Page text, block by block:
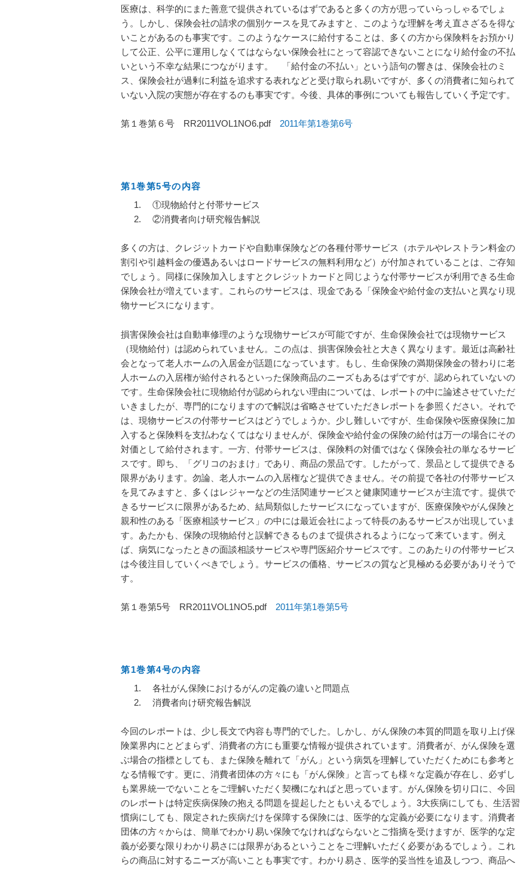
医療は、科学的にまた善意で提供されているはずであると多くの方が思っていらっしゃるでしょ
う。しかし、保険会社の請求の個別ケースを見てみますと、このような理解を考え直さざるを得な
いことがあるのも事実です。このようなケースに給付することは、多くの方から保険料をお預かり
して公正、公平に運用しなくてはならない保険会社にとって容認できないことになり給付金の不払
いという不幸な結果につながります。 「給付金の不払い」という語句の響きは、保険会社のミ
ス、保険会社が過剰に利益を追求する表れなどと受け取られ易いですが、多くの消費者に知られて
いない入院の実態が存在するのも事実です。今後、具体的事例についても報告していく予定です。
第１巻第６号 RR2011VOL1NO6.pdf 2011年第1巻第6号
第1巻第5号の内容
①現物給付と付帯サービス
②消費者向け研究報告解説
多くの方は、クレジットカードや自動車保険などの各種付帯サービス（ホテルやレストラン料金の
割引や引越料金の優遇あるいはロードサービスの無料利用など）が付加されていることは、ご存知
でしょう。同様に保険加入しますとクレジットカードと同じような付帯サービスが利用できる生命
保険会社が増えています。これらのサービスは、現金である「保険金や給付金の支払いと異なり現
物サービスになります。
損害保険会社は自動車修理のような現物サービスが可能ですが、生命保険会社では現物サービス
（現物給付）は認められていません。この点は、損害保険会社と大きく異なります。最近は高齢社
会となって老人ホームの入居金が話題になっています。もし、生命保険の満期保険金の替わりに老
人ホームの入居権が給付されるといった保険商品のニーズもあるはずですが、認められていないの
です。生命保険会社に現物給付が認められない理由については、レポートの中に論述させていただ
いきましたが、専門的になりますので解説は省略させていただきレポートを参照ください。それで
は、現物サービスの付帯サービスはどうでしょうか。少し難しいですが、生命保険や医療保険に加
入すると保険料を支払わなくてはなりませんが、保険金や給付金の保険の給付は万一の場合にその
対価として給付されます。一方、付帯サービスは、保険料の対価ではなく保険会社の単なるサービ
スです。即ち、「グリコのおまけ」であり、商品の景品です。したがって、景品として提供できる
限界があります。勿論、老人ホームの入居権など提供できません。その前提で各社の付帯サービス
を見てみますと、多くはレジャーなどの生活関連サービスと健康関連サービスが主流です。提供で
きるサービスに限界があるため、結局類似したサービスになっていますが、医療保険やがん保険と
親和性のある「医療相談サービス」の中には最近会社によって特長のあるサービスが出現していま
す。あたかも、保険の現物給付と誤解できるものまで提供されるようになって来ています。例え
ば、病気になったときの面談相談サービスや専門医紹介サービスです。このあたりの付帯サービス
は今後注目していくべきでしょう。サービスの価格、サービスの質など見極める必要がありそうで
す。
第１巻第5号 RR2011VOL1NO5.pdf 2011年第1巻第5号
第1巻第4号の内容
各社がん保険におけるがんの定義の違いと問題点
消費者向け研究報告解説
今回のレポートは、少し長文で内容も専門的でした。しかし、がん保険の本質的問題を取り上げ保
険業界内にとどまらず、消費者の方にも重要な情報が提供されています。消費者が、がん保険を選
ぶ場合の指標としても、また保険を離れて「がん」という病気を理解していただくためにも参考と
なる情報です。更に、消費者団体の方々にも「がん保険」と言っても様々な定義が存在し、必ずし
も業界統一でないことをご理解いただく契機になればと思っています。がん保険を切り口に、今回
のレポートは特定疾病保険の抱える問題を提起したともいえるでしょう。3大疾病にしても、生活習
慣病にしても、限定された疾病だけを保障する保険には、医学的な定義が必要になります。消費者
団体の方々からは、簡単でわかり易い保険でなければならないとご指摘を受けますが、医学的な定
義が必要な限りわかり易さには限界があるということをご理解いただく必要があるでしょう。これ
らの商品に対するニーズが高いことも事実です。わかり易さ、医学的妥当性を追及しつつ、商品へ